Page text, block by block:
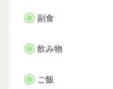
副食
飲み物
ご飯